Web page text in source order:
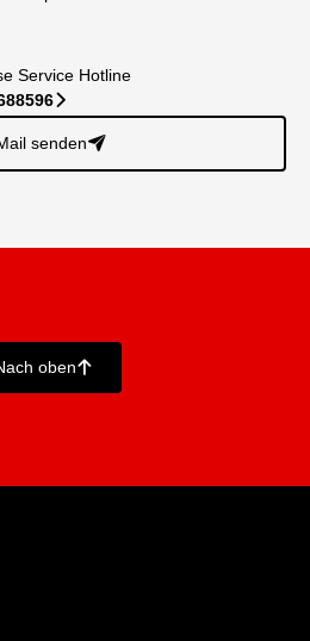
Service Hotline
􀆊
senden􀈠
oben􀄨